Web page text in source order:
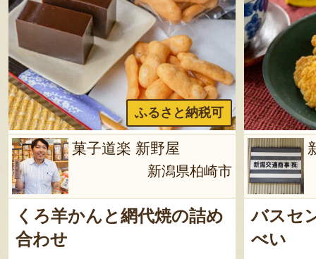
ふるさと納税可
菓子道楽 新野屋
新潟県柏崎市
くろ羊かんと網代焼の詰め
合わせ
バスセ
べい